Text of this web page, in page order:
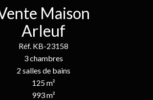
Maison
Arleuf
Réf. KB-23158
3 chambres
2 salles de bains
125 m²
993 m²